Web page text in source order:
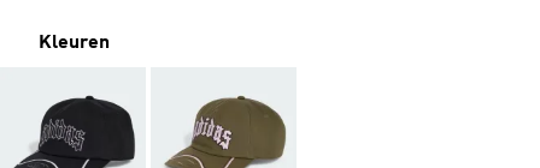
Kleuren